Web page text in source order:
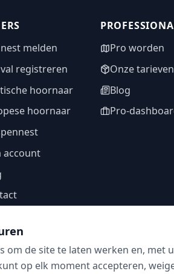
melden
val registreren
hoornaar
hoornaar
account
Pro worden
Onze tarieven
Blog
Pro-
VOLG ONS
om de site te laten werken en, met
op elk moment accepteren,